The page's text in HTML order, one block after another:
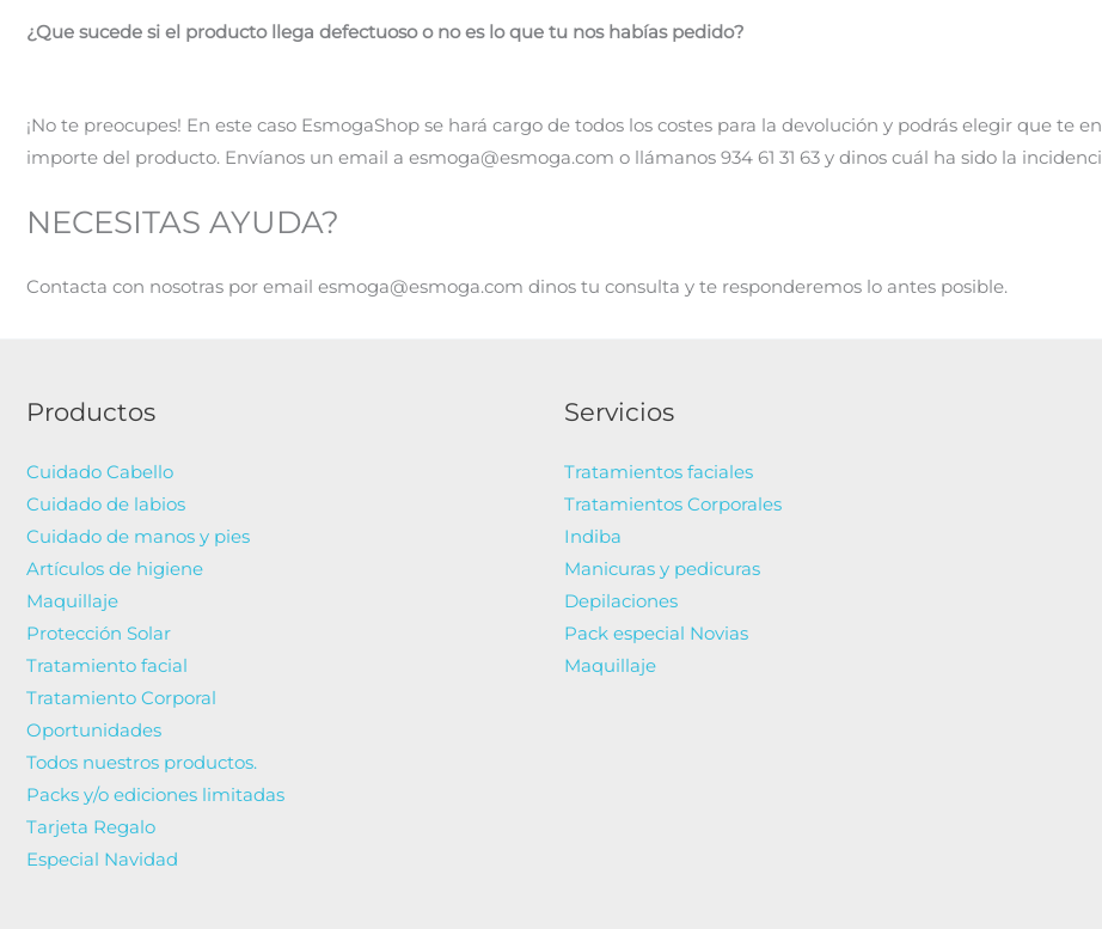
¿Que sucede si el producto llega defectuoso o no es lo que tu nos habías pedido?
¡No te preocupes! En este caso EsmogaShop se hará cargo de todos los costes para la devolución y podrás elegir que te
importe del producto. Envíanos un email a esmoga@esmoga.com o llámanos 934 61 31 63 y dinos cuál ha sido la
NECESITAS AYUDA?
Contacta con nosotras por email esmoga@esmoga.com dinos tu consulta y te responderemos lo antes posible.
Productos
Cuidado Cabello
Cuidado de labios
Cuidado de manos y pies
Artículos de higiene
Maquillaje
Protección Solar
Tratamiento facial
Tratamiento Corporal
Oportunidades
Todos nuestros productos.
Packs y/o ediciones limitadas
Tarjeta Regalo
Especial Navidad
Servicios
Tratamientos faciales
Tratamientos Corporales
Indiba
Manicuras y pedicuras
Depilaciones
Pack especial Novias
Maquillaje